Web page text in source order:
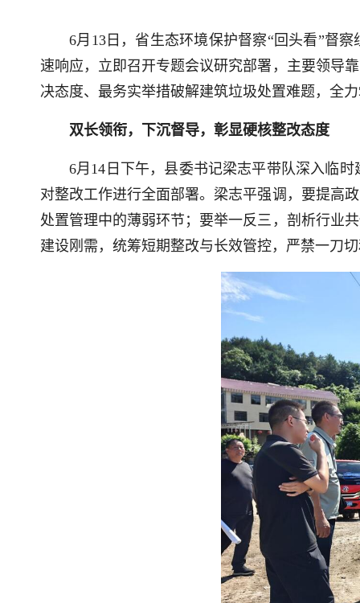
6月13日，省生态环境保护督察“回头看”督
速响应，立即召开专题会议研究部署，主要领导
决态度、最务实举措破解建筑垃圾处置难题，全
双长领衔，下沉督导，彰显硬核整改态度
6月14日下午，县委书记梁志平带队深入临
对整改工作进行全面部署。梁志平强调，要提高
处置管理中的薄弱环节；要举一反三，剖析行业
建设刚需，统筹短期整改与长效管控，严禁一刀